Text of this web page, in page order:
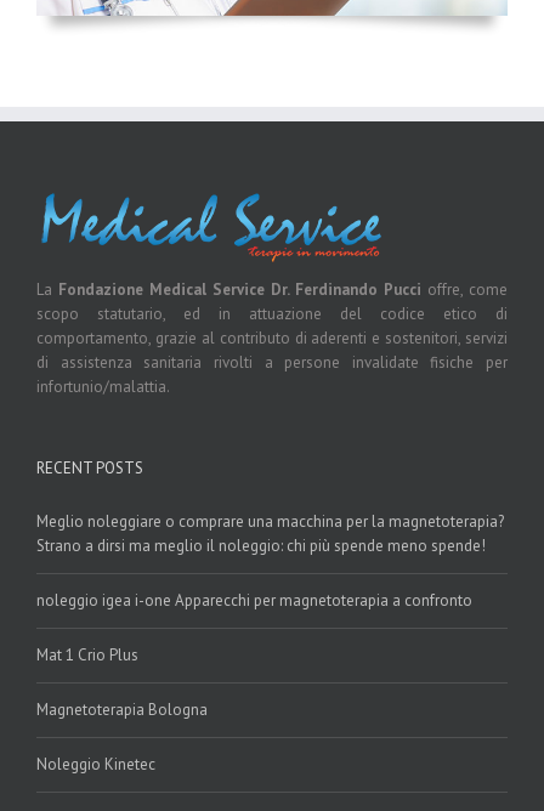
La Fondazione Medical Service Dr. Ferdinando Pucci offre, come
scopo statutario, ed in attuazione del codice etico di
comportamento, grazie al contributo di aderenti e sostenitori, servizi
di assistenza sanitaria rivolti a persone invalidate fisiche per
infortunio/malattia.
RECENT POSTS
Meglio noleggiare o comprare una macchina per la magnetoterapia?
Strano a dirsi ma meglio il noleggio: chi più spende meno spende!
noleggio igea i-one Apparecchi per magnetoterapia a confronto
Mat 1 Crio Plus
Magnetoterapia Bologna
Noleggio Kinetec